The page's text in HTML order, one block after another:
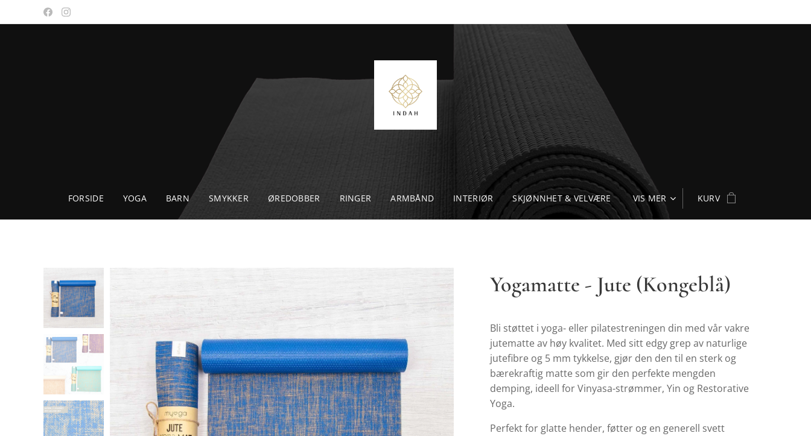
FORSIDE YOGA BARN SMYKKER ØREDOBBER RINGER ARMBÅND INTERIØR SKJØNNHET & VELVÆRE VIS MER KURV
Yogamatte - Jute (Kongeblå)
Bli støttet i yoga- eller pilatestreningen din med vår vakre
jutematte av høy kvalitet. Med sitt edgy grep av naturlige
jutefibre og 5 mm tykkelse, gjør den den til en sterk og
bærekraftig matte som gir den perfekte mengden
demping, ideell for Vinyasa-strømmer, Yin og Restorative
Yoga.
Perfekt for glatte hender, føtter og en generell svett